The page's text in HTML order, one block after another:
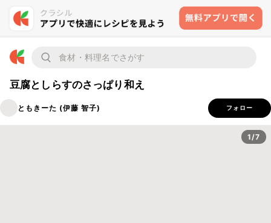
豆腐としらすのさっぱり和え
ともきーた (伊藤 智子) フォロー
1/7